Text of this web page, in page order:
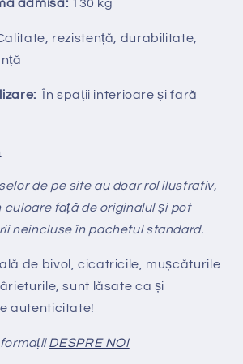
admisă: 130 kg
rezistență, durabilitate,
În spații interioare și fară
de pe site au doar rol ilustrativ,
culoare față de originalul și pot
neincluse în pachetul standard.
de bivol, cicatricile, mușcăturile
sunt lăsate ca și
autenticitate!
DESPRE NOI